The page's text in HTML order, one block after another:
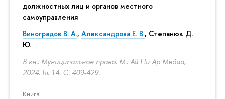
должностных лиц и органов местного
самоуправления
Виноградов В. А., Александрова Е. В., Степанюк Д.
Ю.
В кн.: Муниципальное право. М.: Ай Пи Ар Медиа,
2024. Гл. 14. С. 409-429.
Книга